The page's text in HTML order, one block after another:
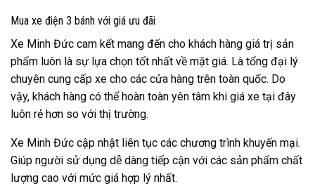
Mua xe điện 3 bánh với giá ưu đãi
Xe Minh Đức cam kết mang đến cho khách hàng giá trị sản
phẩm luôn là sự lựa chọn tốt nhất về mặt giá. Là tổng đại lý
chuyên cung cấp xe cho các cửa hàng trên toàn quốc. Do
vậy, khách hàng có thể hoàn toàn yên tâm khi giá xe tại đây
luôn rẻ hơn so với thị trường.
Xe Minh Đức cập nhật liên tục các chương trình khuyến mại.
Giúp người sử dụng dễ dàng tiếp cận với các sản phẩm chất
lượng cao với mức giá hợp lý nhất.